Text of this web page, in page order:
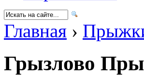
Главная ›
Грызлово